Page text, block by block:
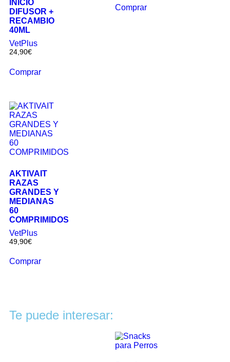
INICIO
DIFUSOR +
RECAMBIO
40ML
VetPlus
24,90€
Comprar
Comprar
AKTIVAIT
RAZAS
GRANDES Y
MEDIANAS
60
COMPRIMIDOS
VetPlus
49,90€
Comprar
Te puede interesar: